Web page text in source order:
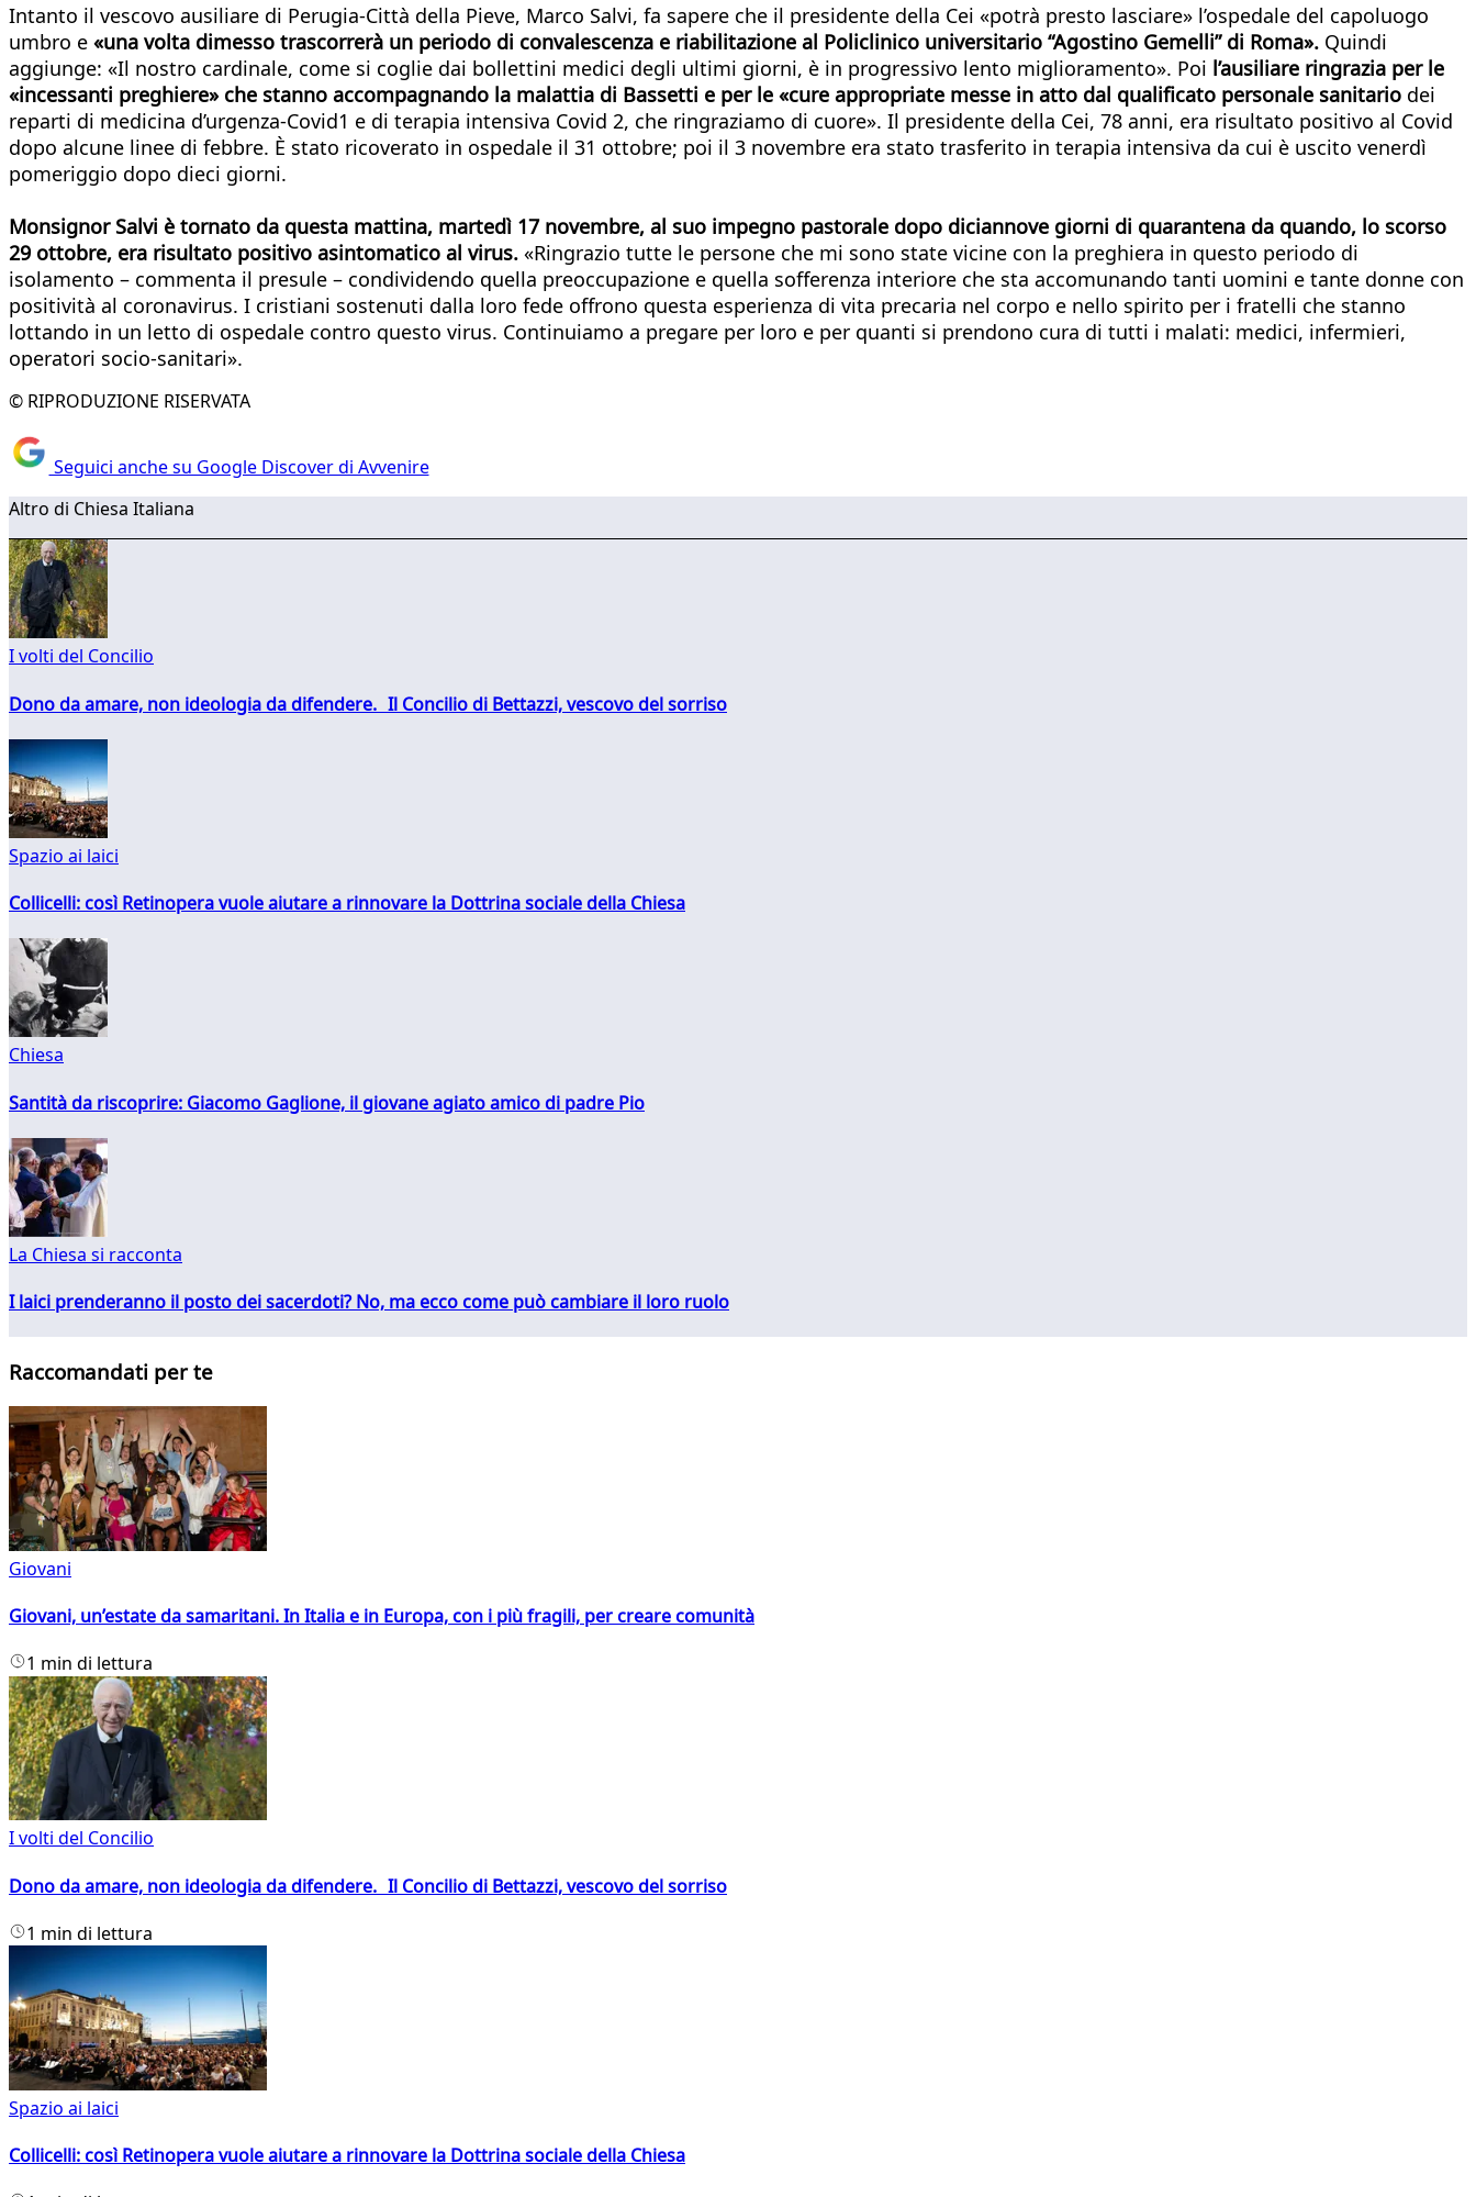
Intanto il vescovo ausiliare di Perugia-Città della Pieve, Marco Salvi, fa sapere che il presidente della Cei «potrà presto lasciare» l’ospedale del capoluogo
umbro e «una volta dimesso trascorrerà un periodo di convalescenza e riabilitazione al Policlinico universitario “Agostino Gemelli” di Roma». Quindi
aggiunge: «Il nostro cardinale, come si coglie dai bollettini medici degli ultimi giorni, è in progressivo lento miglioramento». Poi l’ausiliare ringrazia per le
«incessanti preghiere» che stanno accompagnando la malattia di Bassetti e per le «cure appropriate messe in atto dal qualificato personale sanitario dei
reparti di medicina d’urgenza-Covid1 e di terapia intensiva Covid 2, che ringraziamo di cuore». Il presidente della Cei, 78 anni, era risultato positivo al Covid
dopo alcune linee di febbre. È stato ricoverato in ospedale il 31 ottobre; poi il 3 novembre era stato trasferito in terapia intensiva da cui è uscito venerdì
pomeriggio dopo dieci giorni.
Monsignor Salvi è tornato da questa mattina, martedì 17 novembre, al suo impegno pastorale dopo diciannove giorni di quarantena da quando, lo scorso
29 ottobre, era risultato positivo asintomatico al virus. «Ringrazio tutte le persone che mi sono state vicine con la preghiera in questo periodo di
isolamento – commenta il presule – condividendo quella preoccupazione e quella sofferenza interiore che sta accomunando tanti uomini e tante donne con
positività al coronavirus. I cristiani sostenuti dalla loro fede offrono questa esperienza di vita precaria nel corpo e nello spirito per i fratelli che stanno
lottando in un letto di ospedale contro questo virus. Continuiamo a pregare per loro e per quanti si prendono cura di tutti i malati: medici, infermieri,
operatori socio-sanitari».
© RIPRODUZIONE RISERVATA
Seguici anche su Google Discover di Avvenire
Altro di Chiesa Italiana
I volti del Concilio
Dono da amare, non ideologia da difendere. Il Concilio di Bettazzi, vescovo del sorriso
Spazio ai laici
Collicelli: così Retinopera vuole aiutare a rinnovare la Dottrina sociale della Chiesa
Chiesa
Santità da riscoprire: Giacomo Gaglione, il giovane agiato amico di padre Pio
La Chiesa si racconta
I laici prenderanno il posto dei sacerdoti? No, ma ecco come può cambiare il loro ruolo
Raccomandati per te
Giovani
Giovani, un’estate da samaritani. In Italia e in Europa, con i più fragili, per creare comunità
1 min di lettura
I volti del Concilio
Dono da amare, non ideologia da difendere. Il Concilio di Bettazzi, vescovo del sorriso
1 min di lettura
Spazio ai laici
Collicelli: così Retinopera vuole aiutare a rinnovare la Dottrina sociale della Chiesa